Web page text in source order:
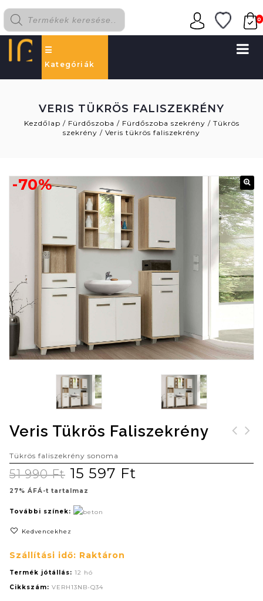
0
Kategóriák
VERIS TÜKRÖS FALISZEKRÉNY
Kezdőlap / Fürdőszoba / Fürdőszoba szekrény / Tükrös
szekrény / Veris tükrös faliszekrény
-70%
Veris Tükrös Faliszekrény
Tükrös faliszekrény sonoma
51 990Ft 15 597 Ft
27% ÁFÁ-t tartalmaz
További színek:
Kedvencekhez
Szállítási idő: Raktáron
Termék jótállás: 12 hó
Cikkszám: VERH13NB-Q34